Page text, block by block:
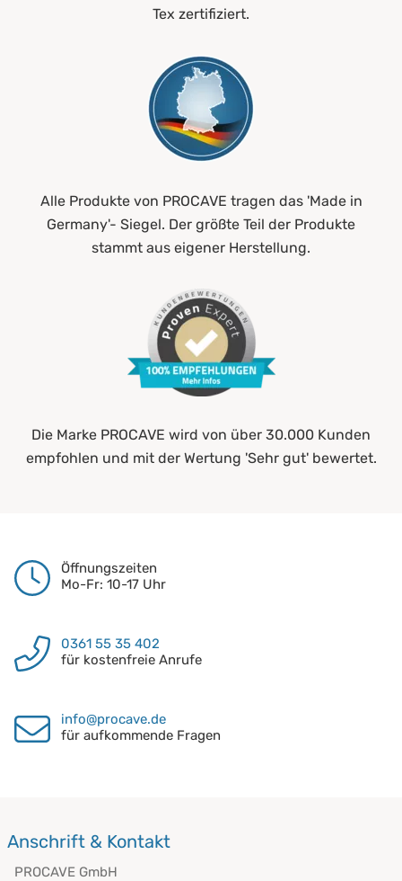
Tex zertifiziert.
Alle Produkte von PROCAVE tragen das 'Made in
Germany'- Siegel. Der größte Teil der Produkte
stammt aus eigener Herstellung.
Die Marke PROCAVE wird von über 30.000 Kunden
empfohlen und mit der Wertung 'Sehr gut' bewertet.
Öffnungszeiten
Mo-Fr: 10-17 Uhr
0361 55 35 402
für kostenfreie Anrufe
info@procave.de
für aufkommende Fragen
Anschrift & Kontakt
PROCAVE GmbH